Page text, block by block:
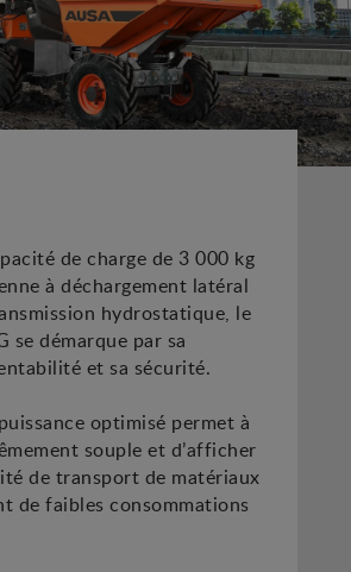
de charge de 3 000 kg
à déchargement latéral
hydrostatique, le
se démarque par sa
et sa sécurité.
optimisé permet à
souple et d’afficher
de transport de matériaux
de faibles consommations